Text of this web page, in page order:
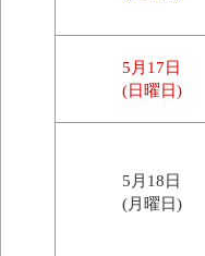
5月17日
(日曜日)
5月18日
(月曜日)